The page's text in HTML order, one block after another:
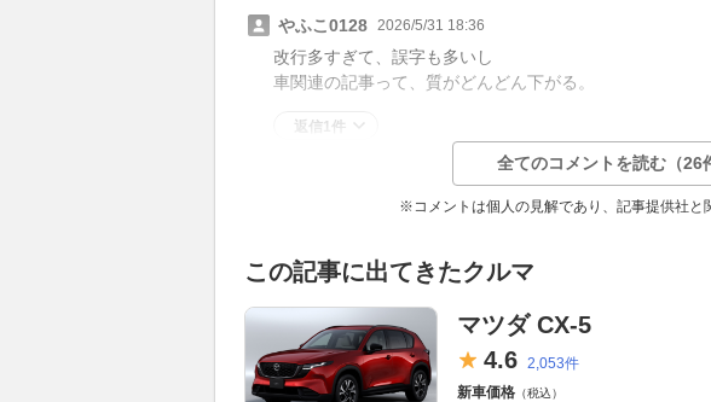
やふこ0128 2026/5/31 18:36
改行多すぎて、誤字も多いし
車関連の記事って、質がどんどん下がる。
返信1件
全てのコメントを読む（26
※コメントは個人の見解であり、記事提供社と
この記事に出てきたクルマ
マツダ CX-5
4.6 2,053件
新車価格 （税込）